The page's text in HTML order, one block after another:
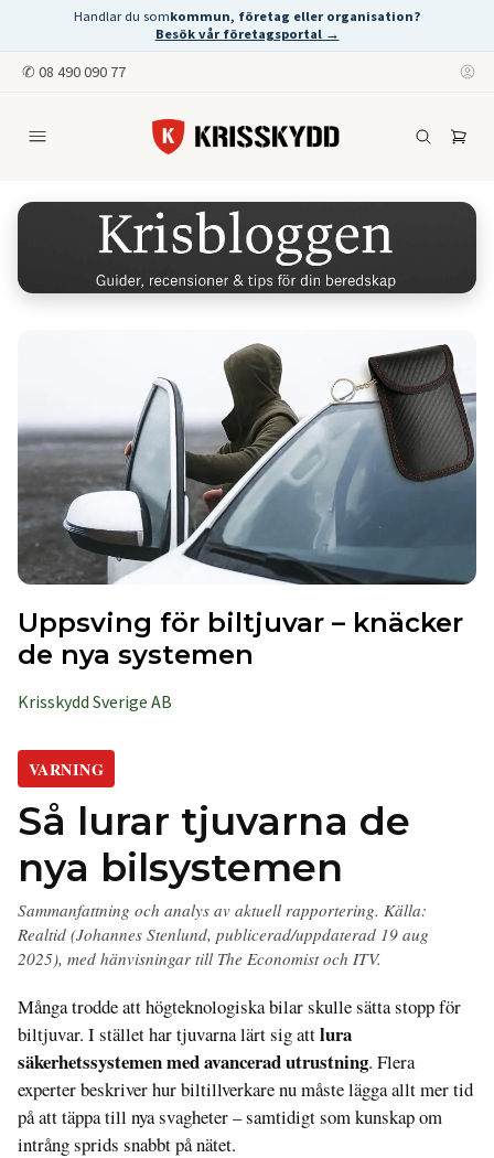
Handlar du somkommun, företag eller organisation?
Besök vår företagsportal →
✆ 08 490 090 77
Uppsving för biltjuvar – knäcker
de nya systemen
Krisskydd Sverige AB
VARNING
Så lurar tjuvarna de
nya bilsystemen
Sammanfattning och analys av aktuell rapportering. Källa:
Realtid (Johannes Stenlund, publicerad/uppdaterad 19 aug
2025), med hänvisningar till The Economist och ITV.
Många trodde att högteknologiska bilar skulle sätta stopp för
biltjuvar. I stället har tjuvarna lärt sig attlura
säkerhetssystemen med avancerad utrustning. Flera
experter beskriver hur biltillverkare nu måste lägga allt mer tid
på att täppa till nya svagheter – samtidigt som kunskap om
intrång sprids snabbt på nätet.